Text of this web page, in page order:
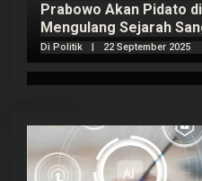
Prabowo Akan Pidato
Mengulang Sejarah
Di Politik 22 September 2025